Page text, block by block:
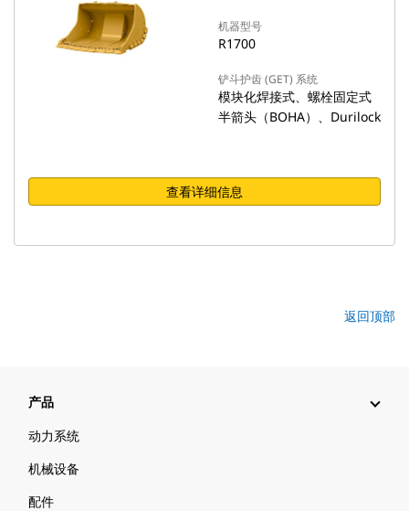
机器型号
R1700
铲斗护齿 (GET) 系统
模块化焊接式、螺栓固定式
半箭头（BOHA）、Durilock
查看详细信息
返回顶部
产品
动力系统
机械设备
配件